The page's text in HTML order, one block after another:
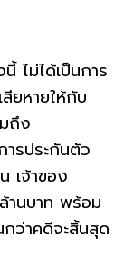
ไม่ได้เป็นการ
ยหายให้กับ
ถึง
รประกันตัว
เจ้าของ
านบาท พร้อม
ว่าคดีจะสิ้นสุด